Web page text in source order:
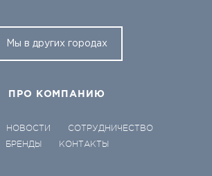
Мы в других городах
ПРО КОМПАНИЮ
НОВОСТИ
СОТРУДНИЧЕСТВО
БРЕНДЫ
КОНТАКТЫ